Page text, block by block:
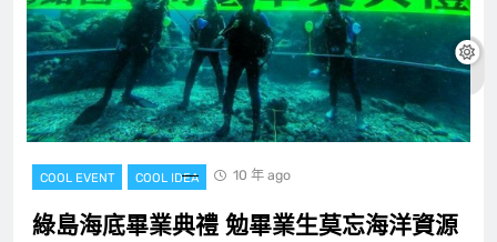
COOL EVENT COOL IDEA 10 年 ago
綠島海底畢業典禮 勉畢業生莫忘海洋資源